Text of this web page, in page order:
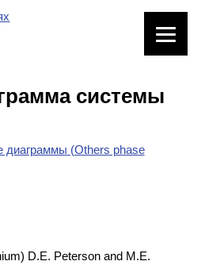
системы
диаграммы (Others phase
D.E. Peterson and M.E.